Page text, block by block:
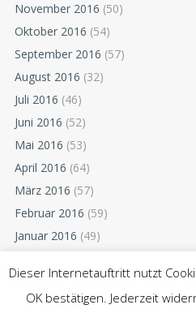
November 2016 (50)
Oktober 2016 (54)
September 2016 (57)
August 2016 (32)
Juli 2016 (46)
Juni 2016 (52)
Mai 2016 (53)
April 2016 (64)
März 2016 (57)
Februar 2016 (59)
Januar 2016 (49)
November 2015(55)
Oktober 2015(54)
Dieser Internetauftritt nutzt
OK bestätigen. Jederzeit